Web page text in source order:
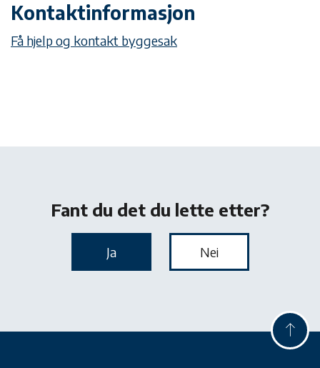
Kontaktinformasjon
Få hjelp og kontakt byggesak